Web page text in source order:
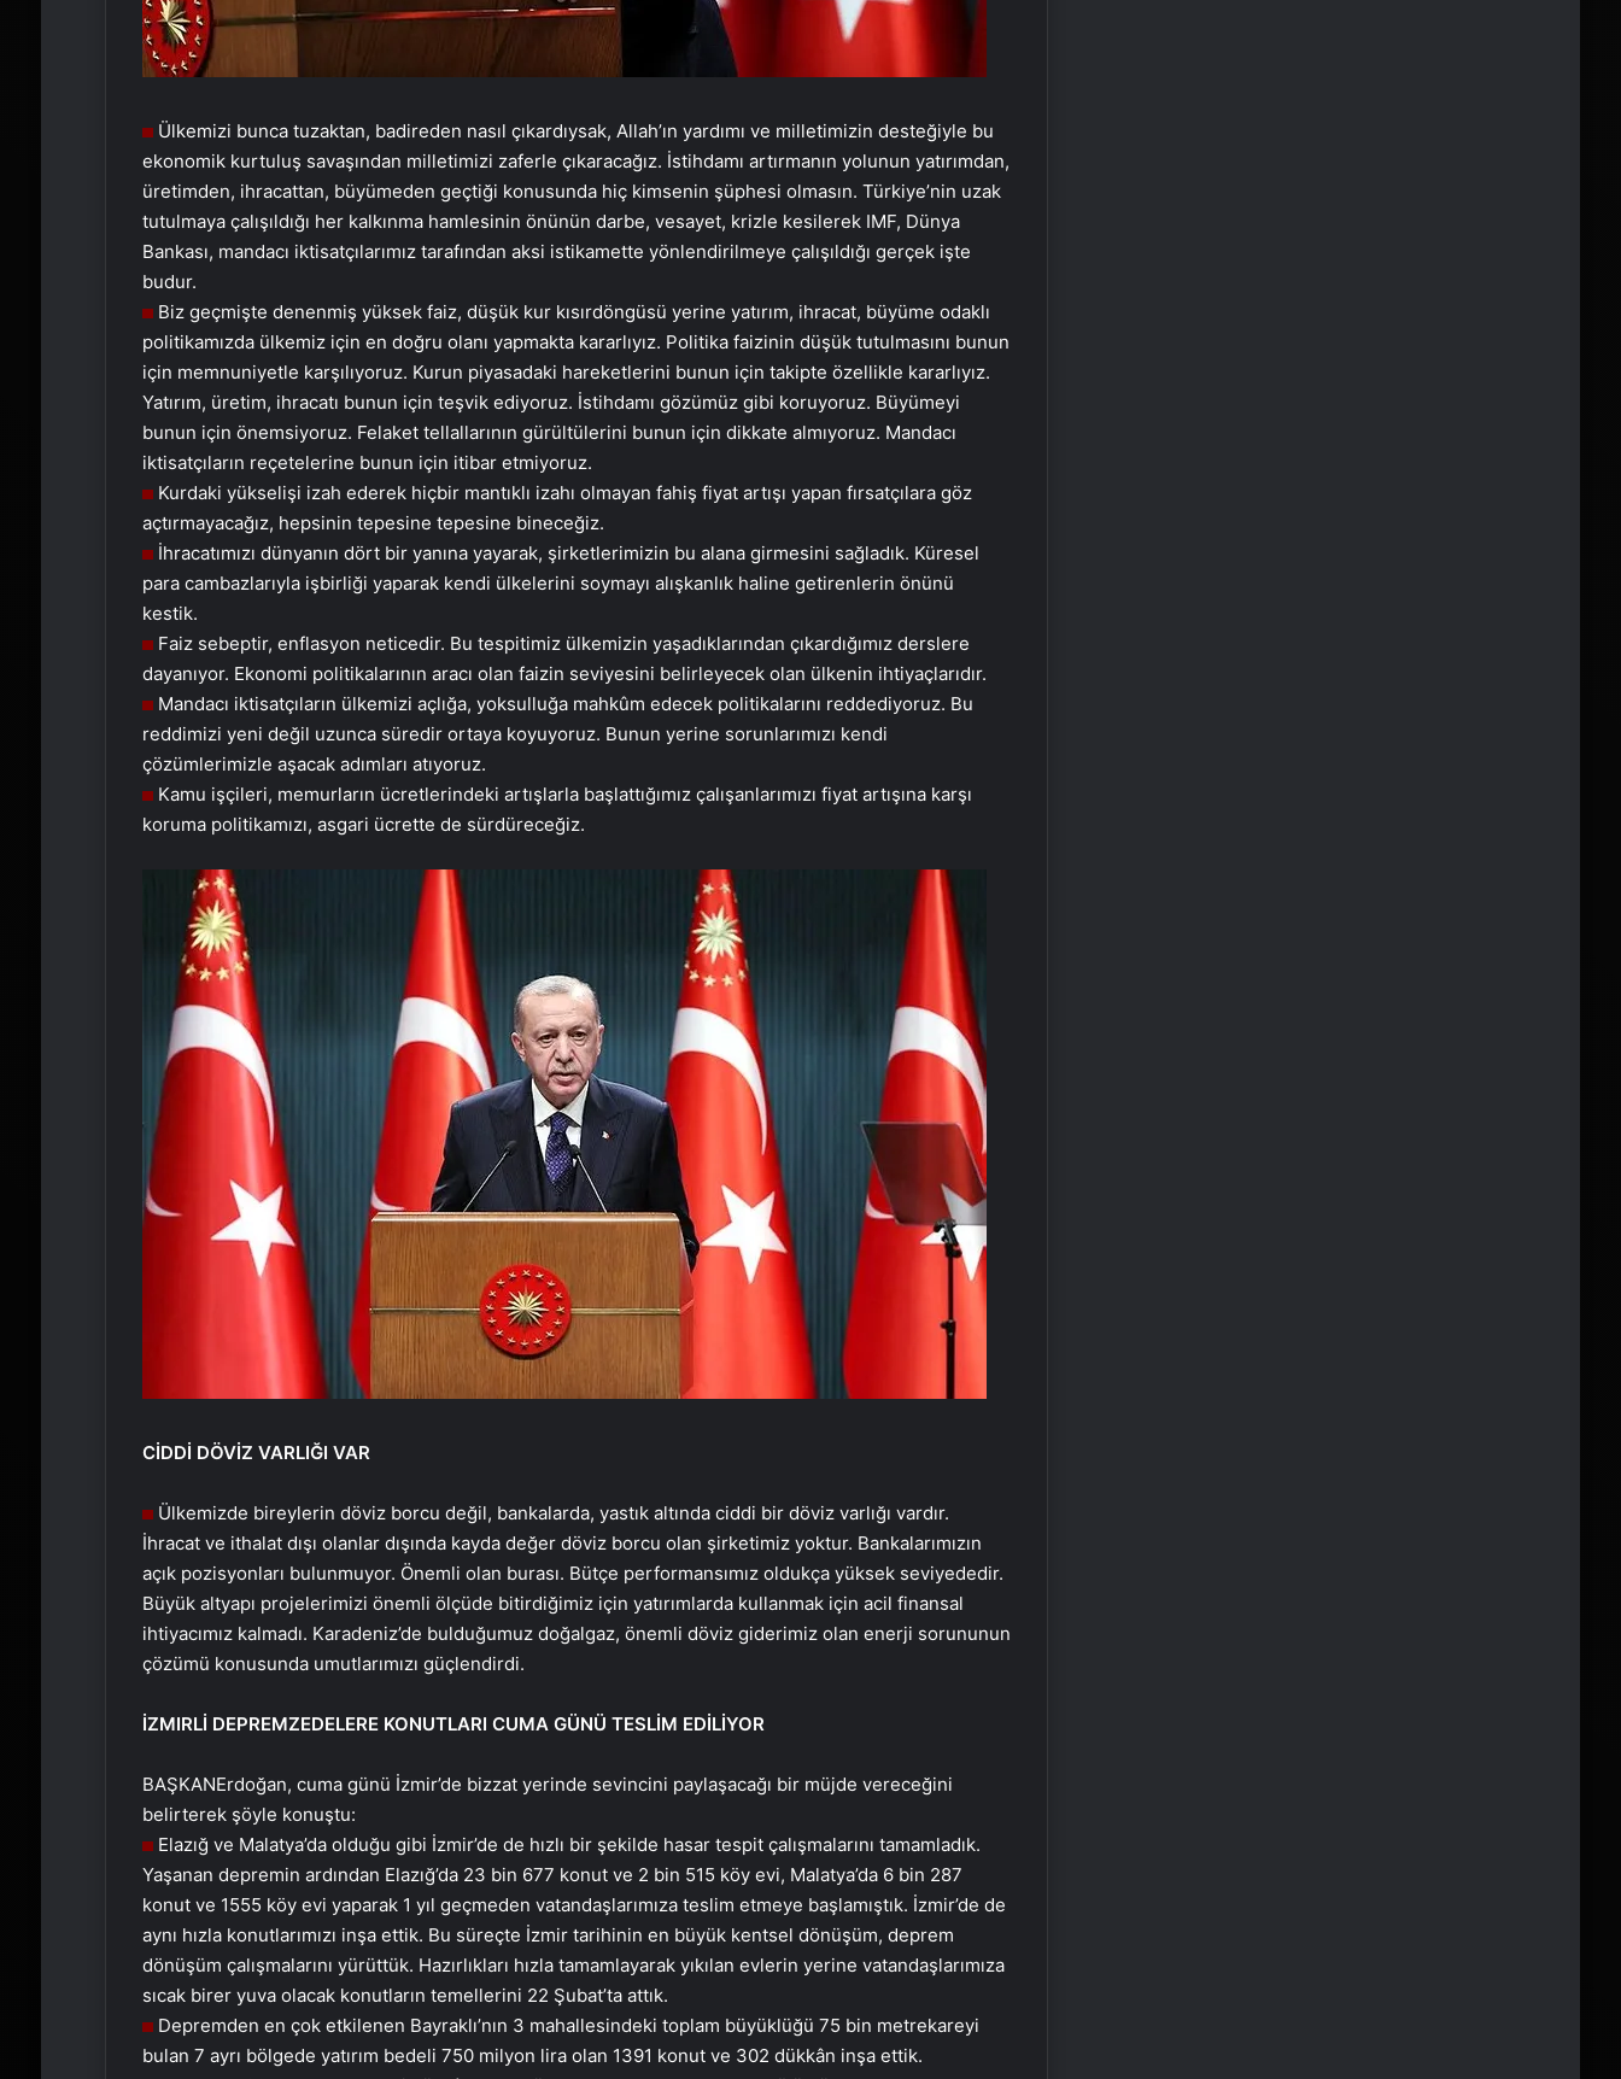
Ülkemizi bunca tuzaktan, badireden nasıl çıkardıysak, Allah’ın yardımı ve milletimizin desteğiyle bu
ekonomik kurtuluş savaşından milletimizi zaferle çıkaracağız. İstihdamı artırmanın yolunun yatırımdan,
üretimden, ihracattan, büyümeden geçtiği konusunda hiç kimsenin şüphesi olmasın. Türkiye’nin uzak
tutulmaya çalışıldığı her kalkınma hamlesinin önünün darbe, vesayet, krizle kesilerek IMF, Dünya
Bankası, mandacı iktisatçılarımız tarafından aksi istikamette yönlendirilmeye çalışıldığı gerçek işte
budur.
Biz geçmişte denenmiş yüksek faiz, düşük kur kısırdöngüsü yerine yatırım, ihracat, büyüme odaklı
politikamızda ülkemiz için en doğru olanı yapmakta kararlıyız. Politika faizinin düşük tutulmasını bunun
için memnuniyetle karşılıyoruz. Kurun piyasadaki hareketlerini bunun için takipte özellikle kararlıyız.
Yatırım, üretim, ihracatı bunun için teşvik ediyoruz. İstihdamı gözümüz gibi koruyoruz. Büyümeyi
bunun için önemsiyoruz. Felaket tellallarının gürültülerini bunun için dikkate almıyoruz. Mandacı
iktisatçıların reçetelerine bunun için itibar etmiyoruz.
Kurdaki yükselişi izah ederek hiçbir mantıklı izahı olmayan fahiş fiyat artışı yapan fırsatçılara göz
açtırmayacağız, hepsinin tepesine tepesine bineceğiz.
İhracatımızı dünyanın dört bir yanına yayarak, şirketlerimizin bu alana girmesini sağladık. Küresel
para cambazlarıyla işbirliği yaparak kendi ülkelerini soymayı alışkanlık haline getirenlerin önünü
kestik.
Faiz sebeptir, enflasyon neticedir. Bu tespitimiz ülkemizin yaşadıklarından çıkardığımız derslere
dayanıyor. Ekonomi politikalarının aracı olan faizin seviyesini belirleyecek olan ülkenin ihtiyaçlarıdır.
Mandacı iktisatçıların ülkemizi açlığa, yoksulluğa mahkûm edecek politikalarını reddediyoruz. Bu
reddimizi yeni değil uzunca süredir ortaya koyuyoruz. Bunun yerine sorunlarımızı kendi
çözümlerimizle aşacak adımları atıyoruz.
Kamu işçileri, memurların ücretlerindeki artışlarla başlattığımız çalışanlarımızı fiyat artışına karşı
koruma politikamızı, asgari ücrette de sürdüreceğiz.
CİDDİ DÖVİZ VARLIĞI VAR
Ülkemizde bireylerin döviz borcu değil, bankalarda, yastık altında ciddi bir döviz varlığı vardır.
İhracat ve ithalat dışı olanlar dışında kayda değer döviz borcu olan şirketimiz yoktur. Bankalarımızın
açık pozisyonları bulunmuyor. Önemli olan burası. Bütçe performansımız oldukça yüksek seviyededir.
Büyük altyapı projelerimizi önemli ölçüde bitirdiğimiz için yatırımlarda kullanmak için acil finansal
ihtiyacımız kalmadı. Karadeniz’de bulduğumuz doğalgaz, önemli döviz giderimiz olan enerji sorununun
çözümü konusunda umutlarımızı güçlendirdi.
İZMIRLİ DEPREMZEDELERE KONUTLARI CUMA GÜNÜ TESLİM EDİLİYOR
BAŞKANErdoğan, cuma günü İzmir’de bizzat yerinde sevincini paylaşacağı bir müjde vereceğini
belirterek şöyle konuştu:
Elazığ ve Malatya’da olduğu gibi İzmir’de de hızlı bir şekilde hasar tespit çalışmalarını tamamladık.
Yaşanan depremin ardından Elazığ’da 23 bin 677 konut ve 2 bin 515 köy evi, Malatya’da 6 bin 287
konut ve 1555 köy evi yaparak 1 yıl geçmeden vatandaşlarımıza teslim etmeye başlamıştık. İzmir’de de
aynı hızla konutlarımızı inşa ettik. Bu süreçte İzmir tarihinin en büyük kentsel dönüşüm, deprem
dönüşüm çalışmalarını yürüttük. Hazırlıkları hızla tamamlayarak yıkılan evlerin yerine vatandaşlarımıza
sıcak birer yuva olacak konutların temellerini 22 Şubat’ta attık.
Depremden en çok etkilenen Bayraklı’nın 3 mahallesindeki toplam büyüklüğü 75 bin metrekareyi
bulan 7 ayrı bölgede yatırım bedeli 750 milyon lira olan 1391 konut ve 302 dükkân inşa ettik.